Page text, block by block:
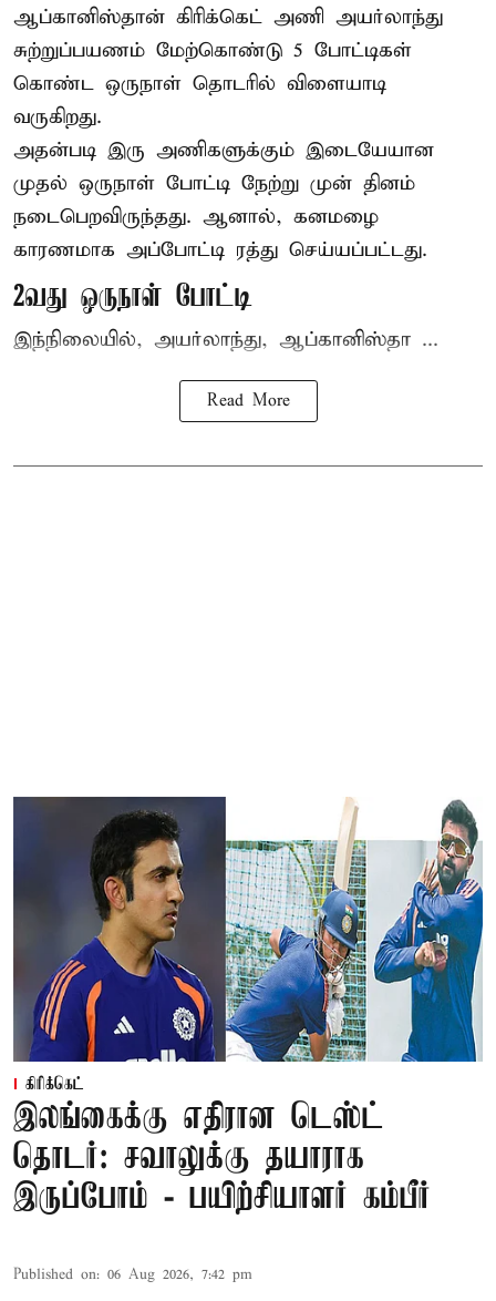
ஆப்கானிஸ்தான் கிரிக்கெட் அணி அயர்லாந்து
சுற்றுப்பயணம் மேற்கொண்டு 5 போட்டிகள்
கொண்ட ஒருநாள் தொடரில் விளையாடி
வருகிறது.
அதன்படி இரு அணிகளுக்கும் இடையேயான
முதல் ஒருநாள் போட்டி நேற்று முன் தினம்
நடைபெறவிருந்தது. ஆனால், கனமழை
காரணமாக அப்போட்டி ரத்து செய்யப்பட்டது.
2வது ஒருநாள் போட்டி
இந்நிலையில், அயர்லாந்து, ஆப்கானிஸ்தா ...
Read More
கிரிக்கெட்
இலங்கைக்கு எதிரான டெஸ்ட்
தொடர்: சவாலுக்கு தயாராக
இருப்போம் - பயிற்சியாளர் கம்பீர்
Published on: 06 Aug 2026, 7:42 pm